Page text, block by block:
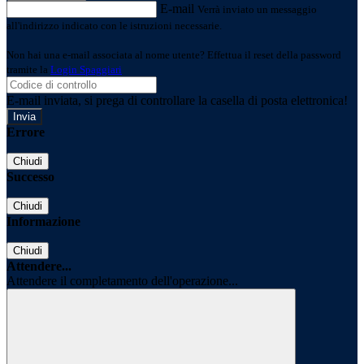
E-mail Verrà inviato un messaggio
all'indirizzo indicato con le istruzioni necessarie.
Non hai una e-mail associata al nome utente? Effettua il reset della password
tramite la Login Spaggiari
E-mail inviata, si prega di controllare la casella di posta elettronica!
Errore
Chiudi
Successo
Chiudi
Informazione
Chiudi
Attendere...
Attendere il completamento dell'operazione...